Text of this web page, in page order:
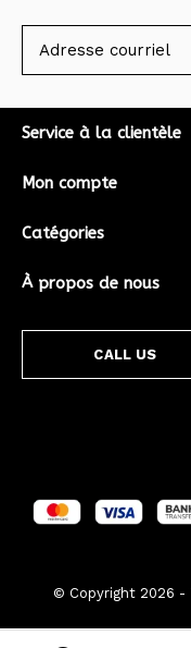
Service à la clientèle
Mon compte
Catégories
À propos de nous
CALL US
© Copyright 2026 -